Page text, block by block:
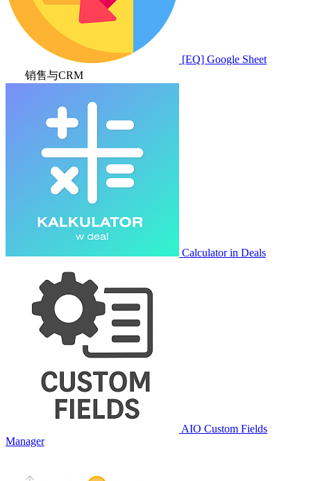
[EQ] Google Sheet
销售与CRM
Calculator in Deals
AIO Custom Fields
Manager